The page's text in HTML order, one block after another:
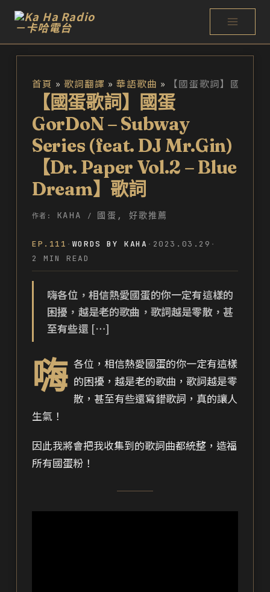
主
首頁 歌詞翻譯 華語歌曲
【國蛋歌詞】國蛋
GorDoN – Subway
Series (feat. DJ Mr.Gin)
【Dr. Paper Vol.2 – Blue
Dream】歌詞
作者: KAHA / 國蛋 , 好歌推薦
EP.111 · WORDS BY KAHA · 2023.03.29 ·
2 MIN READ
嗨各位，相信熱愛國蛋的你一定有這樣的
困擾，越是老的歌曲，歌詞越是零散，甚
至有些還 […]
嗨 各位，相信熱愛國蛋的你一定有這樣
的困擾，越是老的歌曲，歌詞越是零
散，甚至有些還寫錯歌詞，真的讓人
生氣！
因此我將會把我收集到的歌詞曲都統整，造福
所有國蛋粉！